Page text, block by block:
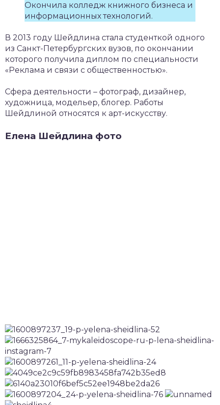
Окончила колледж книжного бизнеса и
информационных технологий.
В 2013 году Шейдлина стала студенткой одного
из Санкт-Петербургских вузов, по окончании
которого получила диплом по специальности
«Реклама и связи с общественностью».
Сфера деятельности – фотограф, дизайнер,
художница, модельер, блогер. Работы
Шейдлиной относятся к арт-искусству.
Елена Шейдлина фото